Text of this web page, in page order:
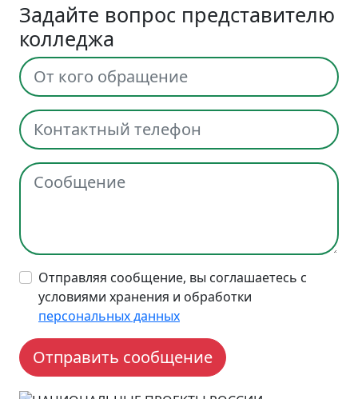
Задайте вопрос представителю
колледжа
Отправляя сообщение, вы соглашаетесь с
условиями хранения и обработки
персональных данных